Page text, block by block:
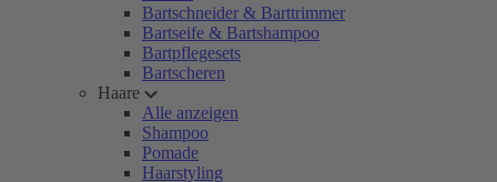
Bartschneider & Barttrimmer
Bartseife & Bartshampoo
Bartpflegesets
Bartscheren
Haare
Alle anzeigen
Shampoo
Pomade
Haarstyling